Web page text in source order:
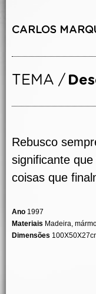
Rebusco
significante
coisas que
Ano 1997
Materiais Madeira,
Dimensões